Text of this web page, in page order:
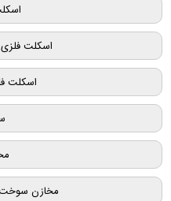
اسکلت
اسکلت
مخازن سوخت